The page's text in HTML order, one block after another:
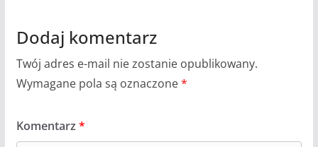
Dodaj komentarz
Twój adres e-mail nie zostanie opublikowany.
Wymagane pola są oznaczone*
Komentarz *